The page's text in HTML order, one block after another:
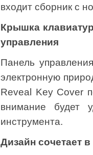
входит сборник с
Крышка
управления
Панель
электронную
Reveal Key Cover
внимание будет
инструмента.
Дизайн сочетает